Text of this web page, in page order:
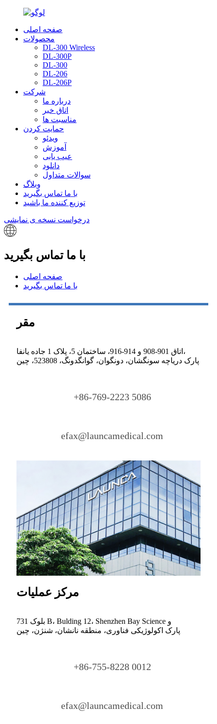
صفحه اصلی
محصولات
DL-300 Wireless
DL-300P
DL-300
DL-206
DL-206P
شرکت
درباره ما
اتاق خبر
مناسبت ها
حمایت کردن
ویدئو
آموزش
عیب یابی
دانلود
سوالات متداول
وبلاگ
با ما تماس بگیرید
توزیع کننده ما باشید
درخواست نسخه ی نمایشی
با ما تماس بگیرید
صفحه اصلی
با ما تماس بگیرید
مقر
اتاق 901-908 و 914-916، ساختمان 5، پلاک 1 جاده یانفا،
پارک دریاچه سونگشان، دونگوان، گوانگدونگ، 523808، چین
+86-769-2223 5086
efax@launcamedical.com
مرکز عملیات
731 بلوک B، Bulding 12، Shenzhen Bay Science و
پارک اکولوژیکی فناوری، منطقه نانشان، شنژن، چین
+86-755-8228 0012
efax@launcamedical.com